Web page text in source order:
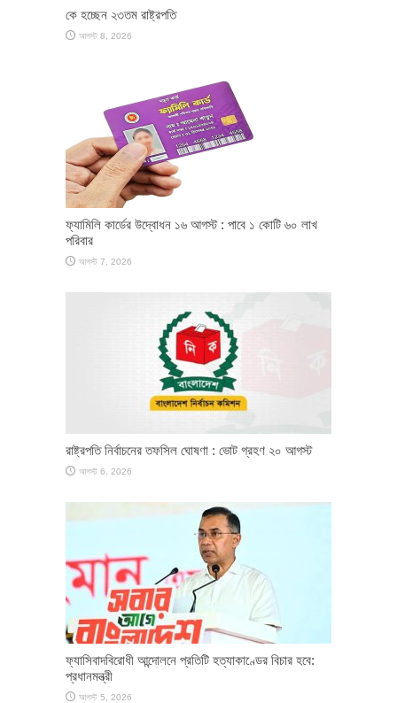
কে হচ্ছেন ২৩তম রাষ্ট্রপতি
আগস্ট 8, 2026
ফ্যামিলি কার্ডের উদ্বোধন ১৬ আগস্ট : পাবে ১ কোটি ৬০ লাখ
পরিবার
আগস্ট 7, 2026
রাষ্ট্রপতি নির্বাচনের তফসিল ঘোষণা : ভোট গ্রহণ ২০ আগস্ট
আগস্ট 6, 2026
ফ্যাসিবাদবিরোধী আন্দোলনে প্রতিটি হত্যাকাণ্ডের বিচার হবে:
প্রধানমন্ত্রী
আগস্ট 5, 2026